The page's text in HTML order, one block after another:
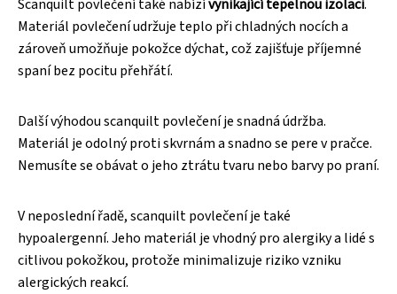
Scanquilt povlečení také nabízívynikající tepelnou izolaci.
Materiál povlečení udržuje teplo při chladných nocích a
zároveň umožňuje pokožce dýchat, což zajišťuje příjemné
spaní bez pocitu přehřátí.
Další výhodou scanquilt povlečení je snadná údržba.
Materiál je odolný proti skvrnám a snadno se pere v pračce.
Nemusíte se obávat o jeho ztrátu tvaru nebo barvy po praní.
V neposlední řadě, scanquilt povlečení je také
hypoalergenní. Jeho materiál je vhodný pro alergiky a lidé s
citlivou pokožkou, protože minimalizuje riziko vzniku
alergických reakcí.